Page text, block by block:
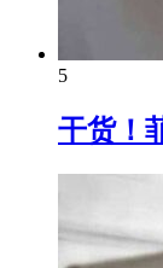
5
干货！